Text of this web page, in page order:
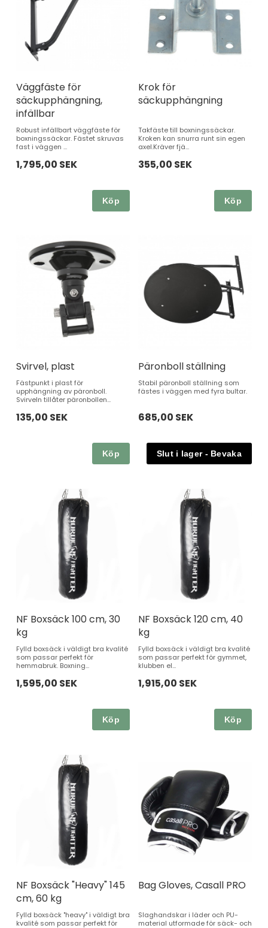
Väggfäste för
säckupphängning,
infällbar
Robust infällbart väggfäste för
boxningssäckar. Fästet skruvas
fast i väggen ...
1,795,00 SEK
Köp
Krok för
säckupphängning
Takfäste till boxningssäckar.
Kroken kan snurra runt sin egen
axel.Kräver fjä...
355,00 SEK
Köp
Svirvel, plast
Fästpunkt i plast för
upphängning av päronboll.
Svirveln tillåter päronbollen...
135,00 SEK
Köp
Päronboll ställning
Stabil päronboll ställning som
fästes i väggen med fyra bultar.
685,00 SEK
NF Boxsäck 100 cm, 30
kg
Fylld boxsäck i väldigt bra kvalité
som passar perfekt för
hemmabruk. Boxning...
1,595,00 SEK
Köp
NF Boxsäck 120 cm, 40
kg
Fylld boxsäck i väldigt bra kvalité
som passar perfekt för gymmet,
klubben el...
1,915,00 SEK
Köp
NF Boxsäck "Heavy" 145
cm, 60 kg
Fylld boxsäck "heavy" i väldigt bra
kvalité som passar perfekt för
Bag Gloves, Casall PRO
Slaghandskar i läder och PU-
material utformade för säck- och